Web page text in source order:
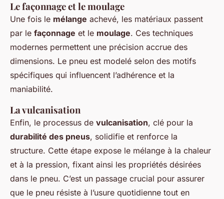
Le façonnage et le moulage
Une fois le mélange achevé, les matériaux passent
par le façonnage et le moulage. Ces techniques
modernes permettent une précision accrue des
dimensions. Le pneu est modelé selon des motifs
spécifiques qui influencent l’adhérence et la
maniabilité.
La vulcanisation
Enfin, le processus de vulcanisation, clé pour la
durabilité des pneus, solidifie et renforce la
structure. Cette étape expose le mélange à la chaleur
et à la pression, fixant ainsi les propriétés désirées
dans le pneu. C’est un passage crucial pour assurer
que le pneu résiste à l’usure quotidienne tout en